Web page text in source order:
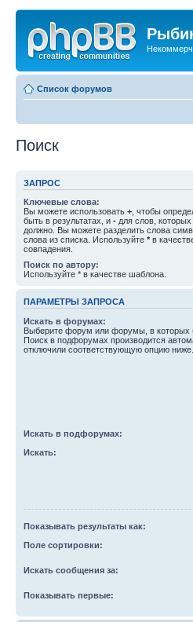
Список форумов
Поиск
ЗАПРОС
Ключевые слова:
Вы можете использовать + , чтобы
быть в результатах, и - для слов,
должно. Вы можете разделить слова
слова из списка. Используйте * в
совпадения.
Поиск по автору:
Используйте * в качестве шаблона.
ПАРАМЕТРЫ ЗАПРОСА
Искать в форумах:
Выберите форум или форумы, в которых
Поиск в подфорумах производится
отключили соответствующую опцию ниже.
Искать в подфорумах:
Искать:
Показывать результаты как:
Поле сортировки:
Искать сообщения за:
Показывать первые: